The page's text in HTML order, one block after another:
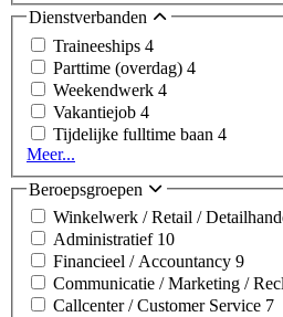
Dienstverbanden
Traineeships 4
Parttime (overdag) 4
Weekendwerk 4
Vakantiejob 4
Tijdelijke fulltime baan 4
Meer...
Beroepsgroepen
Winkelwerk / Retail /
Administratief 10
Financieel / Accountancy 9
Communicatie / Marketing /
Callcenter / Customer Service 7